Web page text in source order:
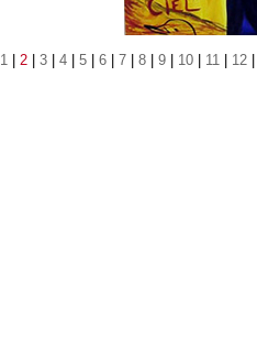
1 2 3 4 5 6 7 8 9 10 11 12